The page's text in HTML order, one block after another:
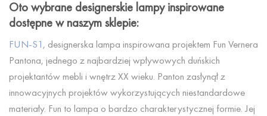
Oto wybrane designerskie lampy inspirowane
dostępne w naszym sklepie:
FUN-S1, designerska lampa inspirowana projektem Fun Vernera
Pantona, jednego z najbardziej wpływowych duńskich
projektantów mebli i wnętrz XX wieku. Panton zasłynął z
innowacyjnych projektów wykorzystujących niestandardowe
materiały. Fun to lampa o bardzo charakterystycznej formie. Jej